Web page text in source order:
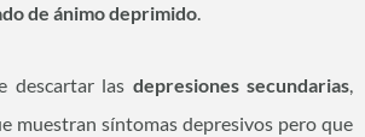
de ánimo deprimido.
descartar las depresiones secundarias,
muestran síntomas depresivos pero que